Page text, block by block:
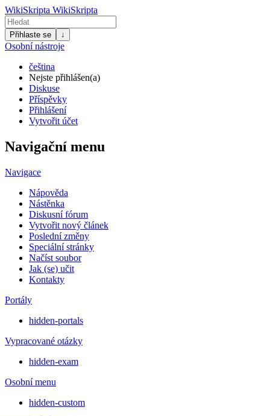
WikiSkripta WikiSkripta
Přihlaste se ↓
Osobní nástroje
čeština
Nejste přihlášen(a)
Diskuse
Příspěvky
Přihlášení
Vytvořit účet
Navigační menu
Navigace
Nápověda
Nástěnka
Diskusní fórum
Vytvořit nový článek
Poslední změny
Speciální stránky
Načíst soubor
Jak (se) učit
Kontakty
Portály
hidden-portals
Vypracované otázky
hidden-exam
Osobní menu
hidden-custom